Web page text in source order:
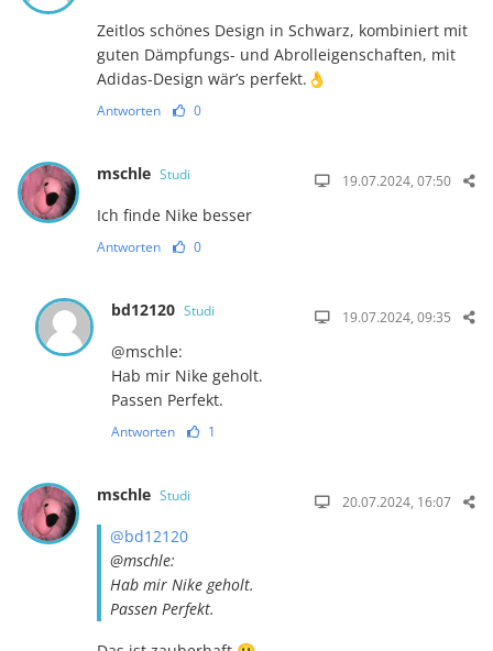
Zeitlos schönes Design in Schwarz, kombiniert mit
guten Dämpfungs- und Abrolleigenschaften, mit
Adidas-Design wär’s perfekt.👌
Antworten 0
mschle Studi 19.07.2024, 07:50
Ich finde Nike besser
Antworten 0
bd12120 Studi 19.07.2024, 09:35
@mschle:
Hab mir Nike geholt.
Passen Perfekt.
Antworten 1
mschle Studi 20.07.2024, 16:07
@bd12120
@mschle:
Hab mir Nike geholt.
Passen Perfekt.